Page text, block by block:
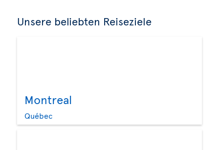
Unsere beliebten Reiseziele
Montreal
Québec